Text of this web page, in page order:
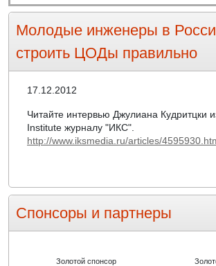
Молодые инженеры в
строить ЦОДы правильно
17.12.2012
Читайте интервью Джулиана Кудритцки
Institute журналу "ИКС".
http://www.iksmedia.ru/articles/
Спонсоры и партнеры
Золотой спонсор